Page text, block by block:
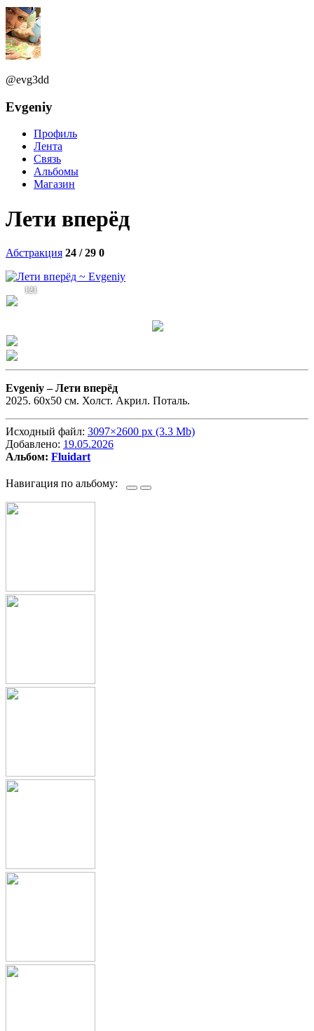
@evg3dd
Evgeniy
Профиль
Лента
Связь
Альбомы
Магазин
Лети вперёд
Абстракция 24 / 29 0
121
Evgeniy –Лети вперёд
2025. 60x50 см. Холст. Акрил. Поталь.
Исходный файл: 3097×2600 px (3.3 Mb)
Добавлено: 19.05.2026
Альбом: Fluidart
Навигация по альбому: